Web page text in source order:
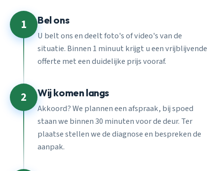
1 Bel ons
U belt ons en deelt foto's of video's van de
situatie. Binnen 1 minuut krijgt u een vrijblijvende
offerte met een duidelijke prijs vooraf.
2 Wij komen langs
Akkoord? We plannen een afspraak, bij spoed
staan we binnen 30 minuten voor de deur. Ter
plaatse stellen we de diagnose en bespreken de
aanpak.